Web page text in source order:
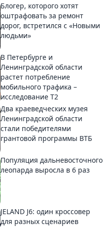
Блогер, которого хотят
оштрафовать за ремонт
дорог, встретился с «Новыми
людьми»
В Петербурге и
Ленинградской области
растет потребление
мобильного трафика –
исследование T2
Два краеведческих музея
Ленинградской области
стали победителями
грантовой программы ВТБ
Популяция дальневосточного
леопарда выросла в 6 раз
JELAND J6: один кроссовер
для разных сценариев